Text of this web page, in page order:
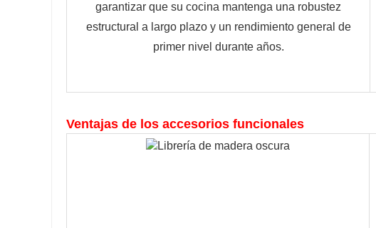
garantizar que su cocina mantenga una robustez
estructural a largo plazo y un rendimiento general de
primer nivel durante años.
Ventajas de los accesorios funcionales